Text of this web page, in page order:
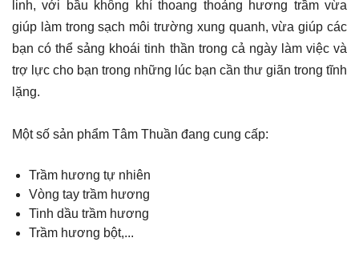
linh, với bầu không khí thoang thoảng hương trầm vừa
giúp làm trong sạch môi trường xung quanh, vừa giúp các
bạn có thể sảng khoái tinh thần trong cả ngày làm việc và
trợ lực cho bạn trong những lúc bạn cần thư giãn trong tĩnh
lặng.
Một số sản phẩm Tâm Thuần đang cung cấp:
Trầm hương tự nhiên
Vòng tay trầm hương
Tinh dầu trầm hương
Trầm hương bột,...